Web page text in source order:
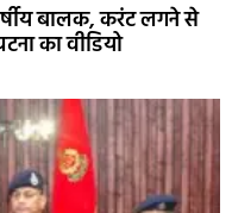
बालक, करंट लगने से
का वीडियो